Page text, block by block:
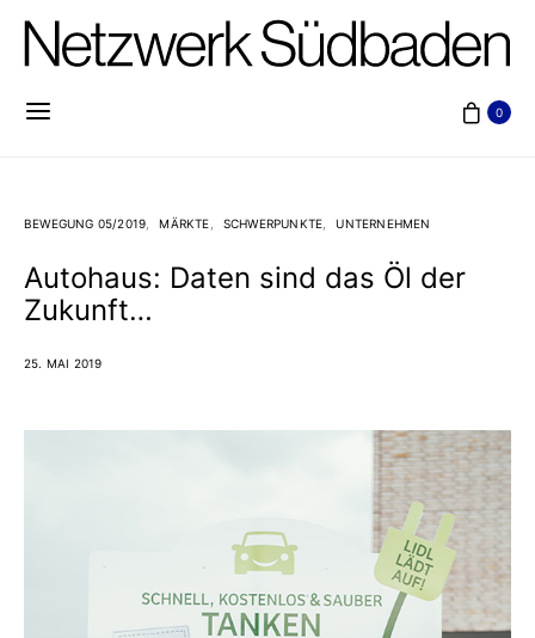
0
BEWEGUNG 05/2019 MÄRKTE SCHWERPUNKTE UNTERNEHMEN
Autohaus: Daten sind das Öl der
Zukunft…
25. MAI 2019